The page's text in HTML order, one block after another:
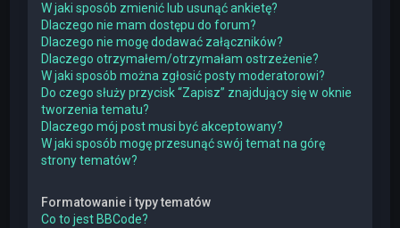
W jaki sposób zmienić lub usunąć ankietę?
Dlaczego nie mam dostępu do forum?
Dlaczego nie mogę dodawać załączników?
Dlaczego otrzymałem/otrzymałam ostrzeżenie?
W jaki sposób można zgłosić posty moderatorowi?
Do czego służy przycisk “Zapisz” znajdujący się w oknie
tworzenia tematu?
Dlaczego mój post musi być akceptowany?
W jaki sposób mogę przesunąć swój temat na górę
strony tematów?
Formatowanie i typy tematów
Co to jest BBCode?